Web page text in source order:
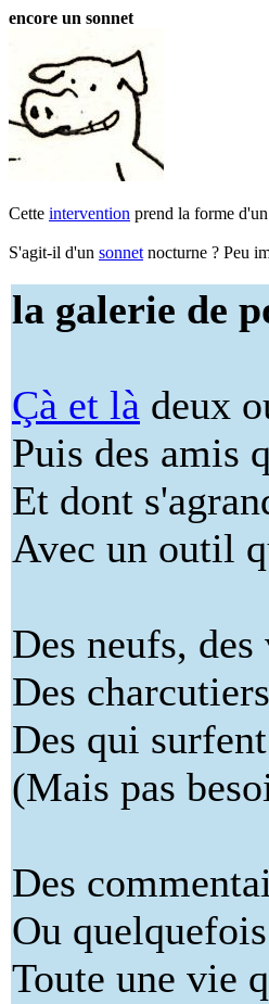
encore un sonnet
Cette intervention prend la forme
S'agit-il d'un sonnet nocturne ? Peu
la galerie de
Çà et là deux
Puis des amis
Et dont
Avec un outil
Des neufs,
Des
Des qui
(Mais pas
Des
Ou
Toute une vie